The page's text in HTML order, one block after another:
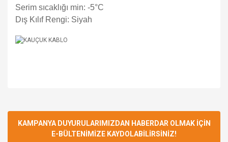
Serim sıcaklığı min: -5°C
Dış Kılıf Rengi: Siyah
Yorum Yaz
KAMPANYA DUYURULARIMIZDAN HABERDAR OLMAK İÇİN
E-BÜLTENİMİZE KAYDOLABİLİRSİNİZ!